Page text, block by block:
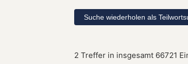
2 Treffer in insgesamt 66721